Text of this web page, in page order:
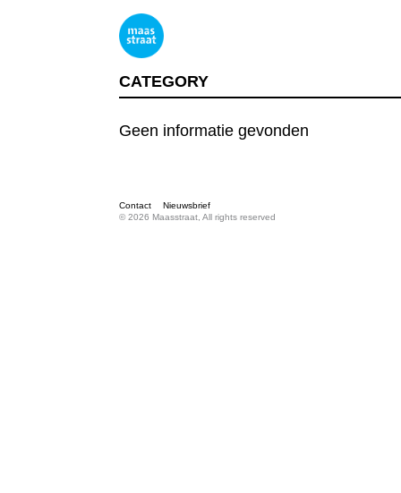
CATEGORY
Geen informatie gevonden
Contact
Nieuwsbrief
© 2026 Maasstraat, All rights reserved